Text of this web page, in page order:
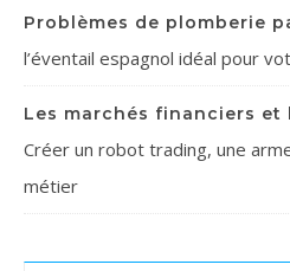
Problèmes de plomberie
l’éventail espagnol idéal pour
Les marchés financiers et
Créer un robot trading, une
métier